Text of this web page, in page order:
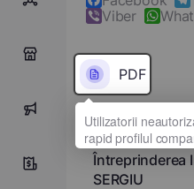
0
Viber
PDF
Denumirea
Întreprinderea
SERGIU